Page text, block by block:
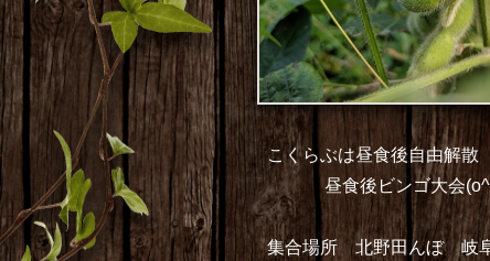
こくらぶは昼食後自由解散
昼食後ビンゴ大会
集合場所 北野田んぼ 岐